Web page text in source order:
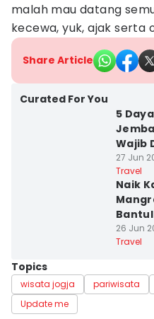
malah mau datang
kecewa, yuk, ajak serta
Share Article
Curated For You
5
Wajib
27 Jun
Travel
Naik
Bantul
26 Jun
Travel
Topics
wisata jogja pariwisata
Update me